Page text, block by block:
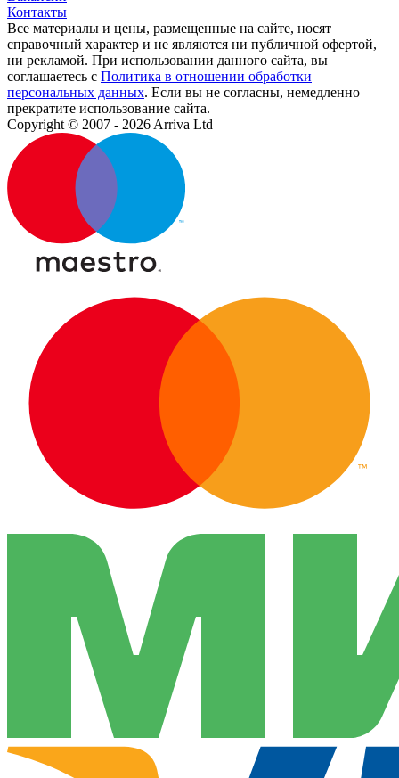
Контакты
Все материалы и цены, размещенные на сайте, носят
справочный характер и не являются ни публичной офертой,
ни рекламой. При использовании данного сайта, вы
соглашаетесь с Политика в отношении обработки
персональных данных. Если вы не согласны, немедленно
прекратите использование сайта.
Copyright © 2007 - 2026 Arriva Ltd